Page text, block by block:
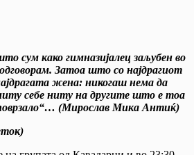
сум како гимназијалец заљубен во
Затоа што со најдрагиот
жена: никогаш нема да
себе ниту на другите што е тоа
(Мирослав Мика Антиќ)